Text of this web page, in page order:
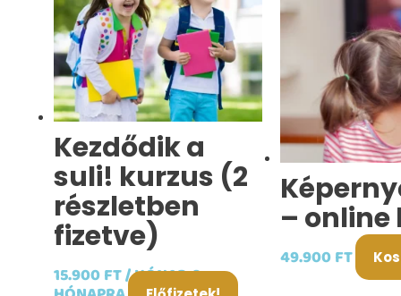
Kezdődik a
suli! kurzus (2
részletben
fizetve)
15.900FT/ HÓNAP, 2
– online
49.900FT